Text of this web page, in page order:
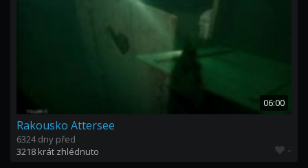
06:00
Rakousko Attersee
6324 dny před
3218 krát zhlédnuto
-